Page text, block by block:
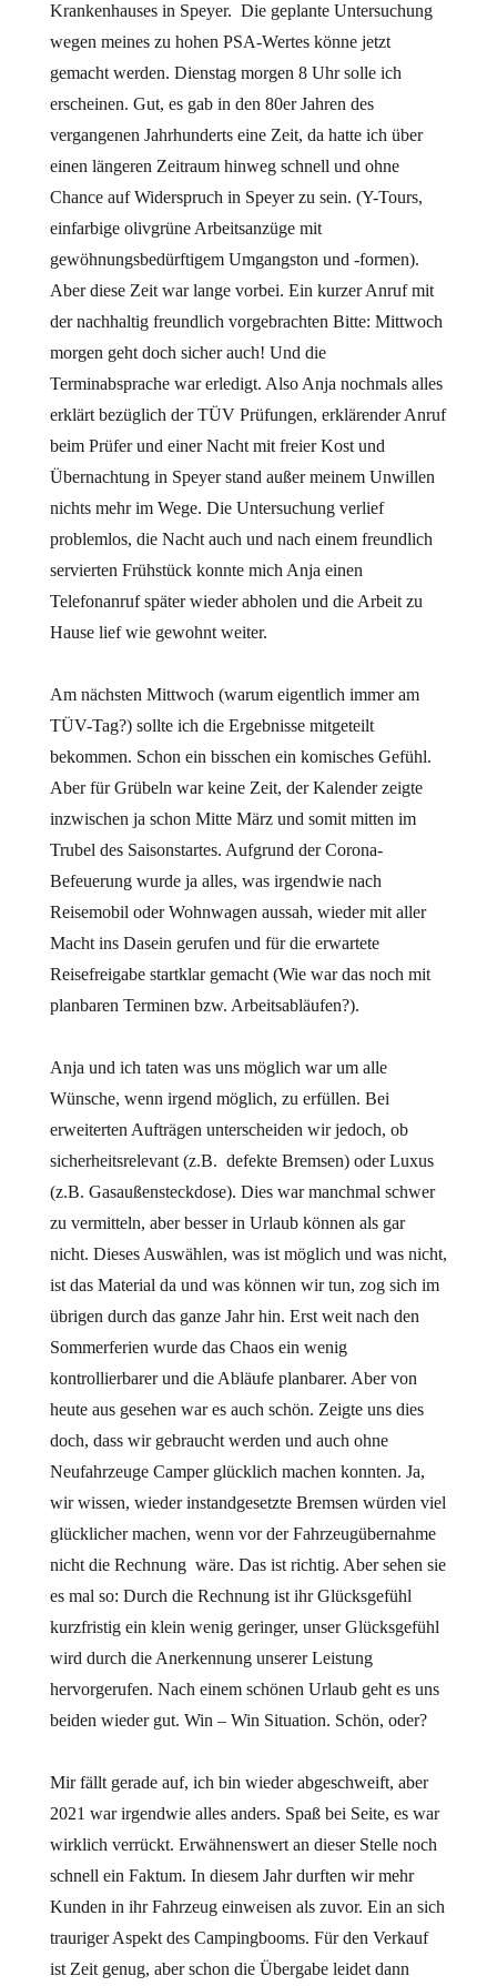
Krankenhauses in Speyer. Die geplante Untersuchung
wegen meines zu hohen PSA-Wertes könne jetzt
gemacht werden. Dienstag morgen 8 Uhr solle ich
erscheinen. Gut, es gab in den 80er Jahren des
vergangenen Jahrhunderts eine Zeit, da hatte ich über
einen längeren Zeitraum hinweg schnell und ohne
Chance auf Widerspruch in Speyer zu sein. (Y-Tours,
einfarbige olivgrüne Arbeitsanzüge mit
gewöhnungsbedürftigem Umgangston und -formen).
Aber diese Zeit war lange vorbei. Ein kurzer Anruf mit
der nachhaltig freundlich vorgebrachten Bitte: Mittwoch
morgen geht doch sicher auch! Und die
Terminabsprache war erledigt. Also Anja nochmals alles
erklärt bezüglich der TÜV Prüfungen, erklärender Anruf
beim Prüfer und einer Nacht mit freier Kost und
Übernachtung in Speyer stand außer meinem Unwillen
nichts mehr im Wege. Die Untersuchung verlief
problemlos, die Nacht auch und nach einem freundlich
servierten Frühstück konnte mich Anja einen
Telefonanruf später wieder abholen und die Arbeit zu
Hause lief wie gewohnt weiter.
Am nächsten Mittwoch (warum eigentlich immer am
TÜV-Tag?) sollte ich die Ergebnisse mitgeteilt
bekommen. Schon ein bisschen ein komisches Gefühl.
Aber für Grübeln war keine Zeit, der Kalender zeigte
inzwischen ja schon Mitte März und somit mitten im
Trubel des Saisonstartes. Aufgrund der Corona-
Befeuerung wurde ja alles, was irgendwie nach
Reisemobil oder Wohnwagen aussah, wieder mit aller
Macht ins Dasein gerufen und für die erwartete
Reisefreigabe startklar gemacht (Wie war das noch mit
planbaren Terminen bzw. Arbeitsabläufen?).
Anja und ich taten was uns möglich war um alle
Wünsche, wenn irgend möglich, zu erfüllen. Bei
erweiterten Aufträgen unterscheiden wir jedoch, ob
sicherheitsrelevant (z.B. defekte Bremsen) oder Luxus
(z.B. Gasaußensteckdose). Dies war manchmal schwer
zu vermitteln, aber besser in Urlaub können als gar
nicht. Dieses Auswählen, was ist möglich und was nicht,
ist das Material da und was können wir tun, zog sich im
übrigen durch das ganze Jahr hin. Erst weit nach den
Sommerferien wurde das Chaos ein wenig
kontrollierbarer und die Abläufe planbarer. Aber von
heute aus gesehen war es auch schön. Zeigte uns dies
doch, dass wir gebraucht werden und auch ohne
Neufahrzeuge Camper glücklich machen konnten. Ja,
wir wissen, wieder instandgesetzte Bremsen würden viel
glücklicher machen, wenn vor der Fahrzeugübernahme
nicht die Rechnung wäre. Das ist richtig. Aber sehen sie
es mal so: Durch die Rechnung ist ihr Glücksgefühl
kurzfristig ein klein wenig geringer, unser Glücksgefühl
wird durch die Anerkennung unserer Leistung
hervorgerufen. Nach einem schönen Urlaub geht es uns
beiden wieder gut. Win – Win Situation. Schön, oder?
Mir fällt gerade auf, ich bin wieder abgeschweift, aber
2021 war irgendwie alles anders. Spaß bei Seite, es war
wirklich verrückt. Erwähnenswert an dieser Stelle noch
schnell ein Faktum. In diesem Jahr durften wir mehr
Kunden in ihr Fahrzeug einweisen als zuvor. Ein an sich
trauriger Aspekt des Campingbooms. Für den Verkauf
ist Zeit genug, aber schon die Übergabe leidet dann